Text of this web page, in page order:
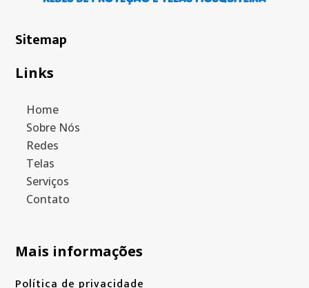
Sitemap
Links
Home
Sobre Nós
Redes
Telas
Serviços
Contato
Mais informações